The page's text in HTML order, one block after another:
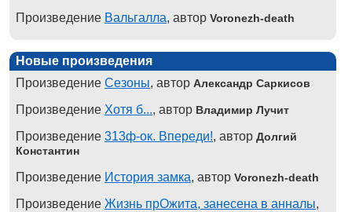
Произведение Вальгалла, автор Voronezh-death
Новые произведения
Произведение Сезоны, автор Александр Саркисов
Произведение Хотя б..., автор Владимир Лучит
Произведение 313ф-ок. Впереди!, автор Долгий
Константин
Произведение История замка, автор Voronezh-death
Произведение Жизнь прОжита, занесена в анналы,